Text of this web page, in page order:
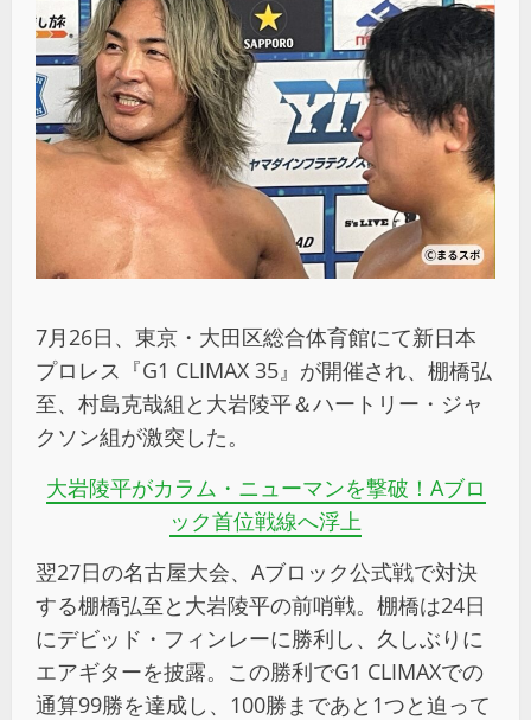
7月26日、東京・大田区総合体育館にて新日本
プロレス『G1 CLIMAX 35』が開催され、棚橋弘
至、村島克哉組と大岩陵平＆ハートリー・ジャ
クソン組が激突した。
大岩陵平がカラム・ニューマンを撃破！Aブロ
ック首位戦線へ浮上
翌27日の名古屋大会、Aブロック公式戦で対決
する棚橋弘至と大岩陵平の前哨戦。棚橋は24日
にデビッド・フィンレーに勝利し、久しぶりに
エアギターを披露。この勝利でG1 CLIMAXでの
通算99勝を達成し、100勝まであと1つと迫って